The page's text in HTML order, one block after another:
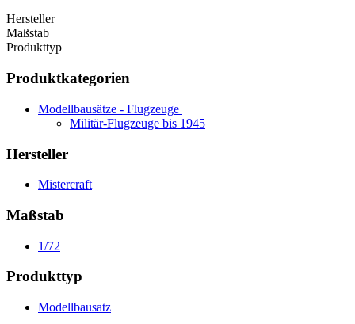
Hersteller
Maßstab
Produkttyp
Produktkategorien
Modellbausätze - Flugzeuge
Militär-Flugzeuge bis 1945
Hersteller
Mistercraft
Maßstab
1/72
Produkttyp
Modellbausatz